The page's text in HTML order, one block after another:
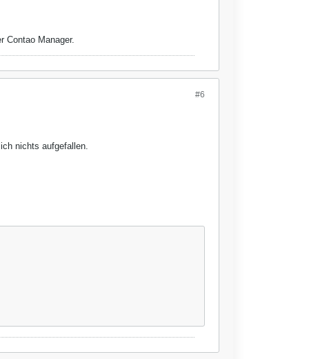
Contao Manager.
#6
nichts aufgefallen.